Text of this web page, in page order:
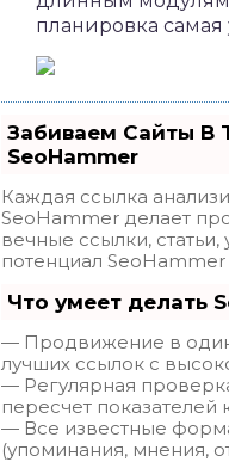
планировка самая
Забиваем Сайты В
SeoHammer
Каждая ссылка
SeoHammer делает
вечные ссылки,
потенциал
Что умеет делать
— Продвижение в один
лучших ссылок с
— Регулярная
пересчет показателей
— Все известные
(упоминания, мнения,